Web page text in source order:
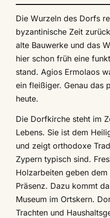
Die Wurzeln des Dorfs
byzantinische Zeit
alte Bauwerke und das
hier schon früh eine
stand. Agios Ermolaos
ein fleißiger. Genau das
heute.
Die Dorfkirche steht im
Lebens. Sie ist dem
und zeigt orthodoxe
Zypern typisch sind.
Holzarbeiten geben
Präsenz. Dazu kommt
Museum im Ortskern.
Trachten und